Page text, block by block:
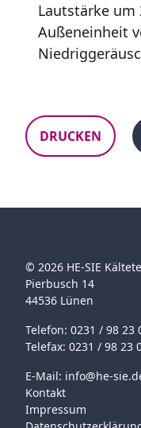
Lautstärke um
Außeneinheit
DRUCKEN
© 2026 HE-SIE
Pierbusch 14
44536 Lünen
Telefon: 0231 / 98 23
Telefax: 0231 / 98 23
E-Mail: info@he-
Kontakt
Impressum